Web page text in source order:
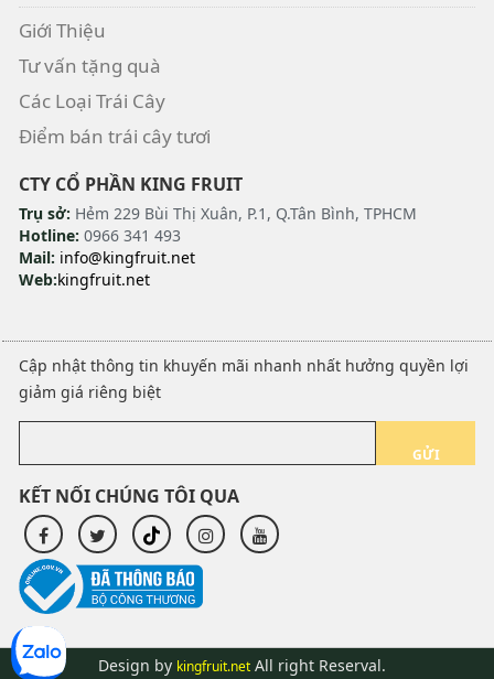
Giới Thiệu
Tư vấn tặng quà
Các Loại Trái Cây
Điểm bán trái cây tươi
CTY CỔ PHẦN KING FRUIT
Trụ sở: Hẻm 229 Bùi Thị Xuân, P.1, Q.Tân Bình, TPHCM
Hotline: 0966 341 493
Mail: info@kingfruit.net
Web:kingfruit.net
Cập nhật thông tin khuyến mãi nhanh nhất hưởng quyền lợi
giảm giá riêng biệt
GỬI
KẾT NỐI CHÚNG TÔI QUA
Design by kingfruit.netAll right Reserval.